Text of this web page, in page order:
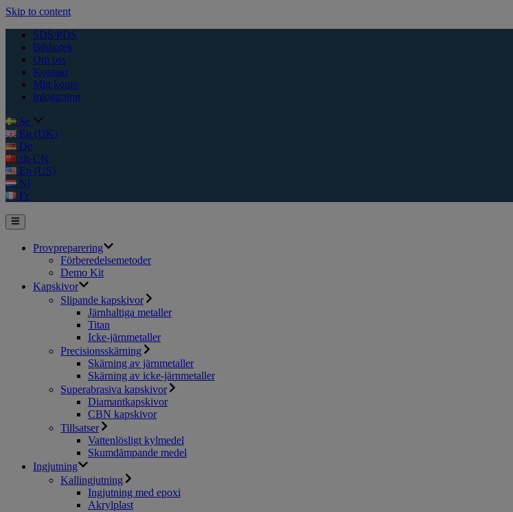
Skip to content
SDS/PDS
Bibliotek
Om oss
Kontakt
Mitt konto
Inloggning
Se
En (UK)
De
zh-CN
En (US)
Nl
Fr
Provpreparering
Förberedelsemetoder
Demo Kit
Kapskivor
Slipande kapskivor
Järnhaltiga metaller
Titan
Icke-järnmetaller
Precisionsskärning
Skärning av järnmetaller
Skärning av icke-järnmetaller
Superabrasiva kapskivor
Diamantkapskivor
CBN kapskivor
Tillsatser
Vattenlösligt kylmedel
Skumdämpande medel
Ingjutning
Kallingjutning
Ingjutning med epoxi
Akrylplast